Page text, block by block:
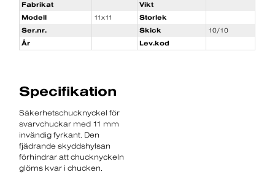
Fabrikat
Vikt
Modell
11x11
Storlek
Ser.nr.
Skick
10/10
År
Lev.kod
Specifikation
Säkerhetschucknyckel för
svarvchuckar med 11 mm
invändig fyrkant. Den
fjädrande skyddshylsan
förhindrar att chucknyckeln
glöms kvar i chucken.